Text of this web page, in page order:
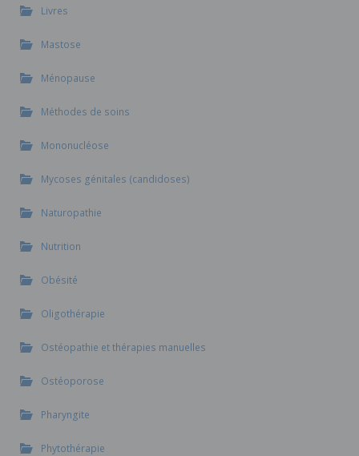
Livres
Mastose
Ménopause
Méthodes de soins
Mononucléose
Mycoses génitales (candidoses)
Naturopathie
Nutrition
Obésité
Oligothérapie
Ostéopathie et thérapies manuelles
Ostéoporose
Pharyngite
Phytothérapie